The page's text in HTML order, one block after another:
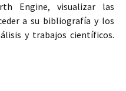
Engine, visualizar las
a su bibliografía y los
y trabajos científicos.
de Google Earth Engine